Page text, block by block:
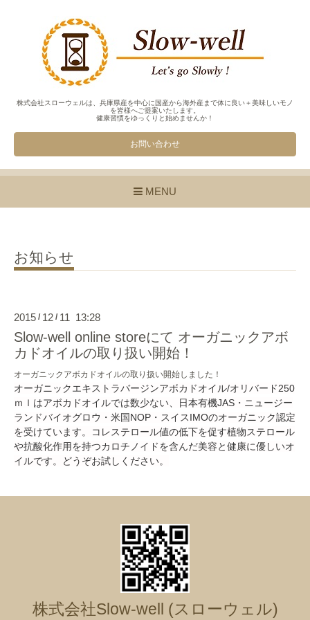
株式会社スローウェルは、兵庫県産を中心に国産から海外産まで体に良い＋美味しいモノ
を皆様へご提案いたします。
健康習慣をゆっくりと始めませんか！
お問い合わせ
MENU
お知らせ
2015 / 12 / 11 13:28
Slow-well online storeにて オーガニックアボ
カドオイルの取り扱い開始！
オーガニックアボカドオイルの取り扱い開始しました！
オーガニックエキストラバージンアボカドオイル/オリバード250
ｍｌはアボカドオイルでは数少ない、日本有機JAS・ニュージー
ランドバイオグロウ・米国NOP・スイスIMOのオーガニック認定
を受けています。コレステロール値の低下を促す植物ステロール
や抗酸化作用を持つカロチノイドを含んだ美容と健康に優しいオ
イルです。どうぞお試しください。
株式会社Slow-well (スローウェル)